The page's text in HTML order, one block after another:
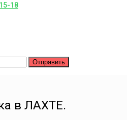
18
Отправить
в ЛАХТЕ.